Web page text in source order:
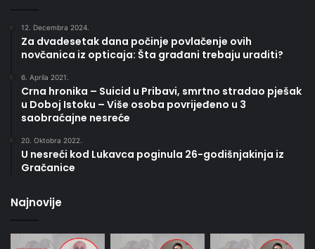
12. Decembra 2024.
Za dvadesetak dana počinje povlačenje ovih
novčanica iz opticaja: Šta građani trebaju uraditi?
6. Aprila 2021.
Crna hronika – Suicid u Pribavi, smrtno stradao pješak
u Doboj Istoku – Više osoba povrijeđeno u 3
saobraćajne nesreće
20. Oktobra 2022.
U nesreći kod Lukavca poginula 26-godišnjakinja iz
Gračanice
Najnovije